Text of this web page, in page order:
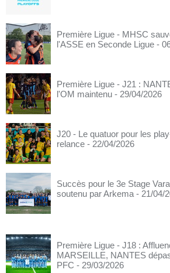
Première Ligue - MHSC
l'ASSE en Seconde Ligue -
Première Ligue - J21 :
l'OM maintenu - 29/04/2026
J20 - Le quatuor pour les
relance - 22/04/2026
Succès pour le 3e Stage
soutenu par Arkema - 21/04/
Première Ligue - J18 :
MARSEILLE, NANTES
PFC - 29/03/2026